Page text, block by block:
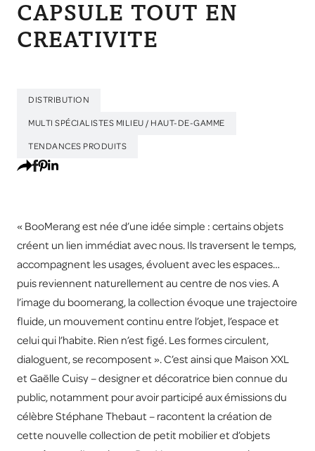
CAPSULE TOUT EN
CREATIVITE
DISTRIBUTION
MULTI SPÉCIALISTES MILIEU / HAUT-DE-GAMME
TENDANCES PRODUITS
« BooMerang est née d’une idée simple : certains objets
créent un lien immédiat avec nous. Ils traversent le temps,
accompagnent les usages, évoluent avec les espaces…
puis reviennent naturellement au centre de nos vies. A
l’image du boomerang, la collection évoque une trajectoire
fluide, un mouvement continu entre l’objet, l’espace et
celui qui l’habite. Rien n’est figé. Les formes circulent,
dialoguent, se recomposent ». C’est ainsi que Maison XXL
et Gaëlle Cuisy – designer et décoratrice bien connue du
public, notamment pour avoir participé aux émissions du
célèbre Stéphane Thebaut – racontent la création de
cette nouvelle collection de petit mobilier et d’objets